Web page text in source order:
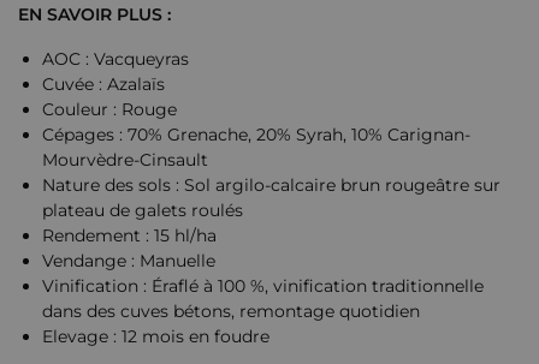
EN SAVOIR PLUS :
AOC : Vacqueyras
Cuvée : Azalaïs
Couleur : Rouge
Cépages : 70% Grenache, 20% Syrah, 10% Carignan-
Mourvèdre-Cinsault
Nature des sols : Sol argilo-calcaire brun rougeâtre sur
plateau de galets roulés
Rendement : 15 hl/ha
Vendange : Manuelle
Vinification : Éraflé à 100 %, vinification traditionnelle
dans des cuves bétons, remontage quotidien
Elevage : 12 mois en foudre